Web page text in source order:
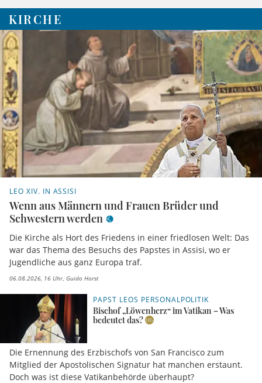
KIRCHE
LEO XIV. IN ASSISI
Wenn aus Männern und Frauen Brüder und
Schwestern werden
Die Kirche als Hort des Friedens in einer friedlosen Welt: Das
war das Thema des Besuchs des Papstes in Assisi, wo er
Jugendliche aus ganz Europa traf.
06.08.2026, 16 Uhr Guido Horst
PAPST LEOS PERSONALPOLITIK
Bischof „Löwenherz“ im Vatikan – Was
bedeutet das?
Die Ernennung des Erzbischofs von San Francisco zum
Mitglied der Apostolischen Signatur hat manchen erstaunt.
Doch was ist diese Vatikanbehörde überhaupt?